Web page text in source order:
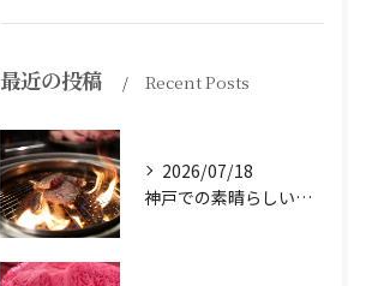
最近の投稿 Recent Posts
2026/07/18
神戸での素晴らしい体験をお探しですか？